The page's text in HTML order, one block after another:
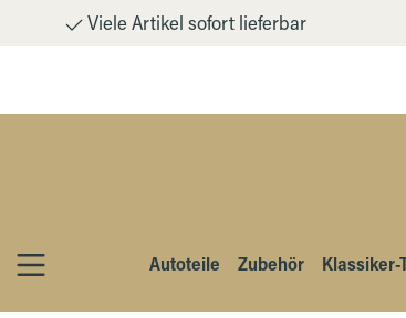
Hauptinhalt springen
Zur Suche springen
Zur Hauptnavigation springen
Viele Artikel sofort lieferbar
Autoteile
Zubehör Klassiker-